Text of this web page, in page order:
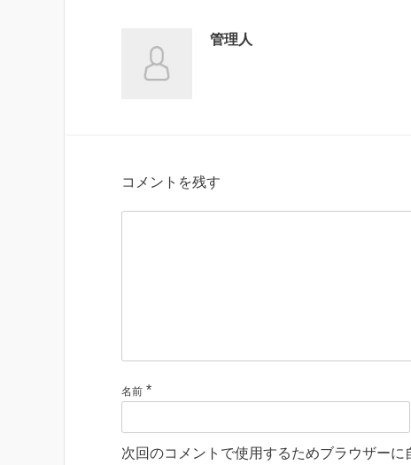
管理人
コメントを残す
名前 *
次回のコメントで使用するためブラウザーに